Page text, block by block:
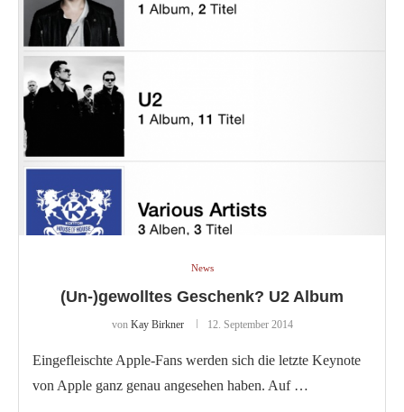
News
(Un-)gewolltes Geschenk? U2 Album
von Kay Birkner 12. September 2014
Eingefleischte Apple-Fans werden sich die letzte Keynote
von Apple ganz genau angesehen haben. Auf …